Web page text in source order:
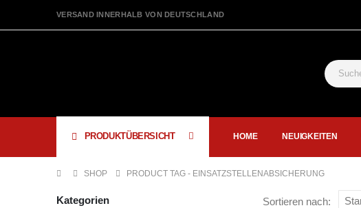
VERSAND INNERHALB VON DEUTSCHLAND
PRODUKTÜBERSICHT HOME NEUIGKEITEN
SHOP PRODUCT TAG - EINSATZSTELLENABSICHERUNG
Sortieren nach:
Kategorien